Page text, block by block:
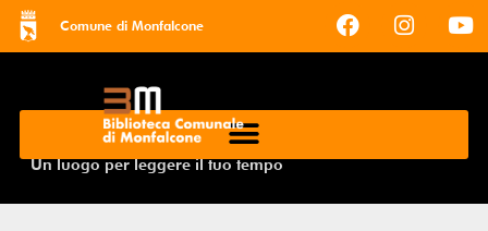
Comune di Monfalcone
Un luogo per leggere il tuo tempo